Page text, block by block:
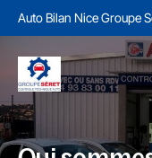
Auto Bilan Nice Groupe